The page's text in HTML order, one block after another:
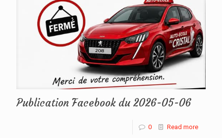
Publication Facebook du 2026-05-06
0 Read more